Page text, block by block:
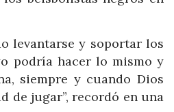
levantarse y soportar los
podría hacer lo mismo y
siempre y cuando Dios
de jugar”, recordó en una